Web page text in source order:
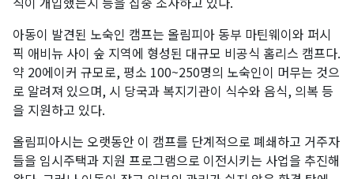
아동이 발견된 노숙인 캠프는 올림피아 동부 마틴웨이와 퍼시
픽 애비뉴 사이 숲 지역에 형성된 대규모 비공식 홈리스 캠프다.
약 20에이커 규모로, 평소 100~250명의 노숙인이 머무는 것으
로 알려져 있으며, 시 당국과 복지기관이 식수와 음식, 의복 등
을 지원하고 있다.
올림피아시는 오랫동안 이 캠프를 단계적으로 폐쇄하고 거주자
들을 임시주택과 지원 프로그램으로 이전시키는 사업을 추진해